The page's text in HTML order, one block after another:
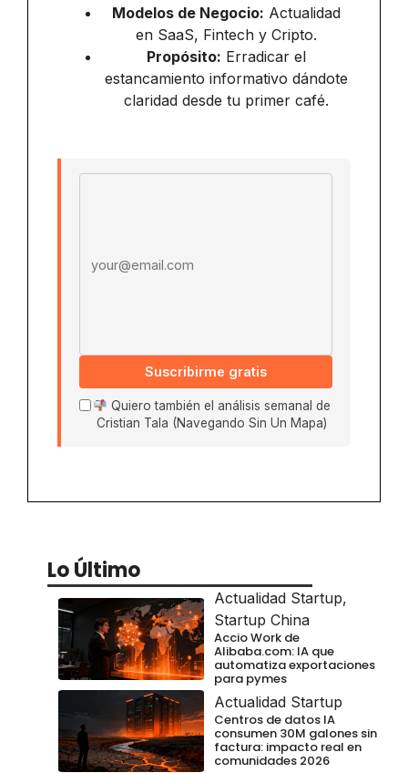
Modelos de Negocio: Actualidad
en SaaS, Fintech y Cripto.
Propósito: Erradicar el
estancamiento informativo dándote
claridad desde tu primer café.
Suscribirme gratis
Quiero también el análisis semanal de
Cristian Tala (Navegando Sin Un Mapa)
Lo Último
Actualidad Startup,
Startup China
Accio Work de
Alibaba.com: IA que
automatiza exportaciones
para pymes
Actualidad Startup
Centros de datos IA
consumen 30M galones sin
factura: impacto real en
comunidades 2026